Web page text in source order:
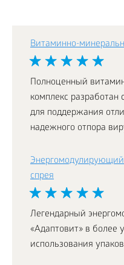
Витаминно-
Полноценный
комплекс разработан
для поддержания
надежного отпора
спрея
Легендарный
«Адаптовит» в более
использования